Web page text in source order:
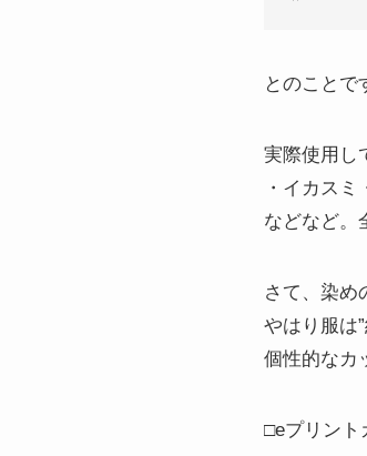
とのことで
実際使用し
・イカス
などなど。
さて、染め
やはり服は
個性的なカ
□eプリント